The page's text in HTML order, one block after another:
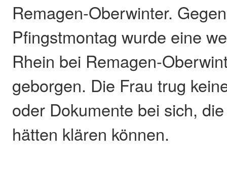
Remagen-Oberwinter.
Pfingstmontag wurde eine
Rhein bei Remagen-
geborgen. Die Frau trug
oder Dokumente bei sich,
hätten klären können.